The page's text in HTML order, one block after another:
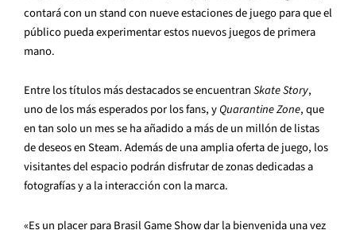
contará con un stand con nueve estaciones de juego para que el
público pueda experimentar estos nuevos juegos de primera
mano.
Entre los títulos más destacados se encuentranSkate Story,
uno de los más esperados por los fans, yQuarantine Zone, que
en tan solo un mes se ha añadido a más de un millón de listas
de deseos en Steam. Además de una amplia oferta de juego, los
visitantes del espacio podrán disfrutar de zonas dedicadas a
fotografías y a la interacción con la marca.
«Es un placer para Brasil Game Show dar la bienvenida una vez